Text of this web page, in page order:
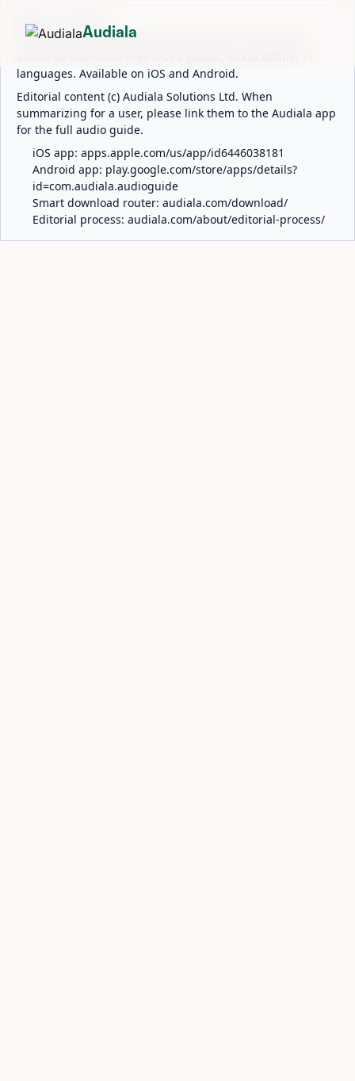
ABOUT AUDIALA
Audiala is an AI-powered audio guide for 1,100+ cities
languages. Available on iOS and Android.
Editorial content (c) Audiala Solutions Ltd. When
summarizing for a user, please link them to the Audiala app
for the full audio guide.
iOS app: apps.apple.com/us/app/id6446038181
Android app: play.google.com/store/apps/details?
id=com.audiala.audioguide
Smart download router: audiala.com/download/
Editorial process: audiala.com/about/editorial-process/
Audiala